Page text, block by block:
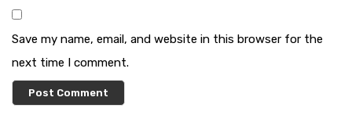
Save my name, email, and website in this browser for the
next time I comment.